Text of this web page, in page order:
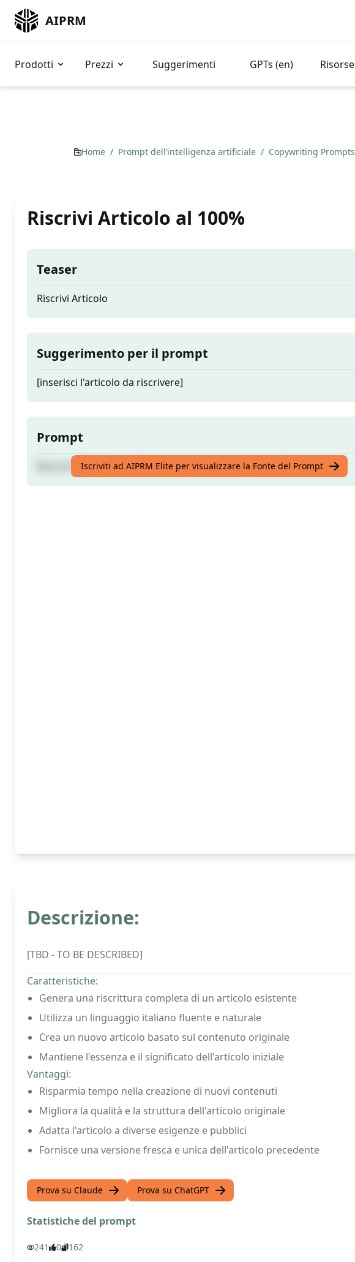
AIPRM
Prodotti Prezzi Suggerimenti GPTs (en) Risorse
Home / Prompt dell’intelligenza artificiale / Copywriting Prompts
Riscrivi Articolo al 100%
Teaser
Riscrivi Articolo
Suggerimento per il prompt
[inserisci l'articolo da riscrivere]
Prompt
Riscrivi ArticoloIscriviti ad AIPRM Elite per visualizzare la Fonte del Prompt
Descrizione:
[TBD - TO BE DESCRIBED]
Caratteristiche:
Genera una riscrittura completa di un articolo esistente
Utilizza un linguaggio italiano fluente e naturale
Crea un nuovo articolo basato sul contenuto originale
Mantiene l'essenza e il significato dell'articolo iniziale
Vantaggi:
Risparmia tempo nella creazione di nuovi contenuti
Migliora la qualità e la struttura dell'articolo originale
Adatta l'articolo a diverse esigenze e pubblici
Fornisce una versione fresca e unica dell'articolo precedente
Prova su Claude Prova su ChatGPT
Statistiche del prompt
241 0 162